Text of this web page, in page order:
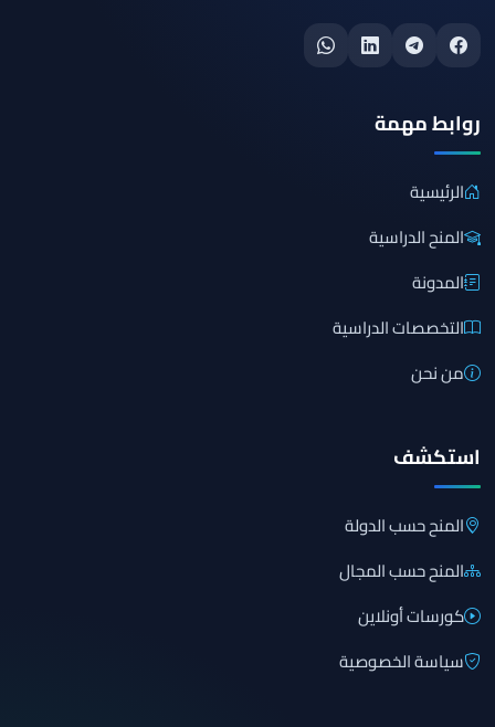
روابط مهمة
الرئيسية
المنح الدراسية
المدونة
التخصصات الدراسية
من نحن
استكشف
المنح حسب الدولة
المنح حسب المجال
كورسات أونلاين
سياسة الخصوصية